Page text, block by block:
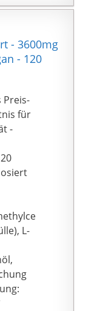
- 3600mg
- 120
Preis-
für
-
L-